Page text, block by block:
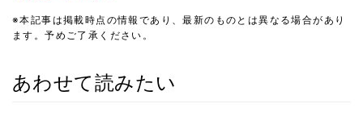
※本記事は掲載時点の情報であり、最新のものとは異なる場合があり
ます。予めご了承ください。
あわせて読みたい